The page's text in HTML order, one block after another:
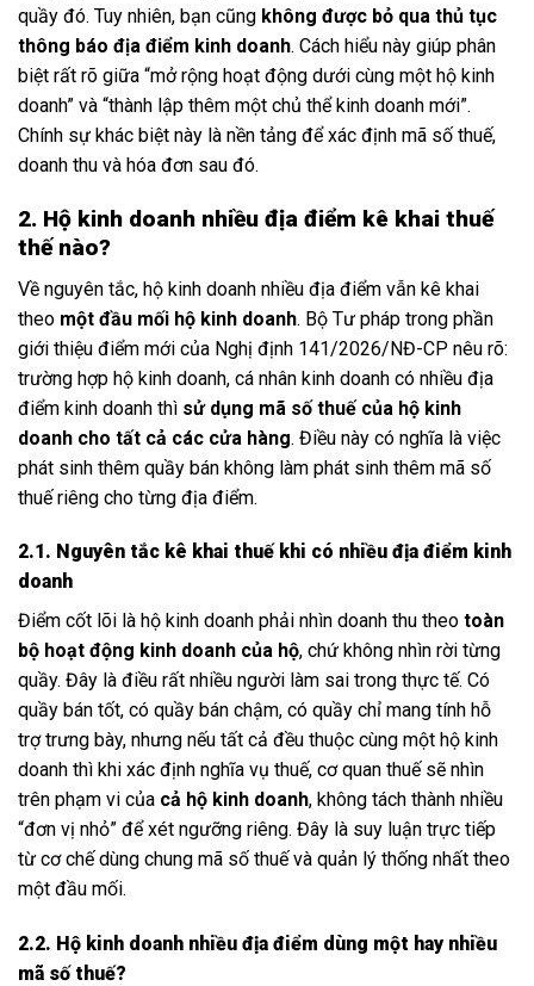
quầy đó. Tuy nhiên, bạn cũng không được bỏ qua thủ tục
thông báo địa điểm kinh doanh. Cách hiểu này giúp phân
biệt rất rõ giữa “mở rộng hoạt động dưới cùng một hộ kinh
doanh” và “thành lập thêm một chủ thể kinh doanh mới”.
Chính sự khác biệt này là nền tảng để xác định mã số thuế,
doanh thu và hóa đơn sau đó.
2. Hộ kinh doanh nhiều địa điểm kê khai thuế
thế nào?
Về nguyên tắc, hộ kinh doanh nhiều địa điểm vẫn kê khai
theo một đầu mối hộ kinh doanh. Bộ Tư pháp trong phần
giới thiệu điểm mới của Nghị định 141/2026/NĐ-CP nêu rõ:
trường hợp hộ kinh doanh, cá nhân kinh doanh có nhiều địa
điểm kinh doanh thì sử dụng mã số thuế của hộ kinh
doanh cho tất cả các cửa hàng. Điều này có nghĩa là việc
phát sinh thêm quầy bán không làm phát sinh thêm mã số
thuế riêng cho từng địa điểm.
2.1. Nguyên tắc kê khai thuế khi có nhiều địa điểm kinh
doanh
Điểm cốt lõi là hộ kinh doanh phải nhìn doanh thu theo toàn
bộ hoạt động kinh doanh của hộ, chứ không nhìn rời từng
quầy. Đây là điều rất nhiều người làm sai trong thực tế. Có
quầy bán tốt, có quầy bán chậm, có quầy chỉ mang tính hỗ
trợ trưng bày, nhưng nếu tất cả đều thuộc cùng một hộ kinh
doanh thì khi xác định nghĩa vụ thuế, cơ quan thuế sẽ nhìn
trên phạm vi của cả hộ kinh doanh, không tách thành nhiều
“đơn vị nhỏ” để xét ngưỡng riêng. Đây là suy luận trực tiếp
từ cơ chế dùng chung mã số thuế và quản lý thống nhất theo
một đầu mối.
2.2. Hộ kinh doanh nhiều địa điểm dùng một hay nhiều
mã số thuế?